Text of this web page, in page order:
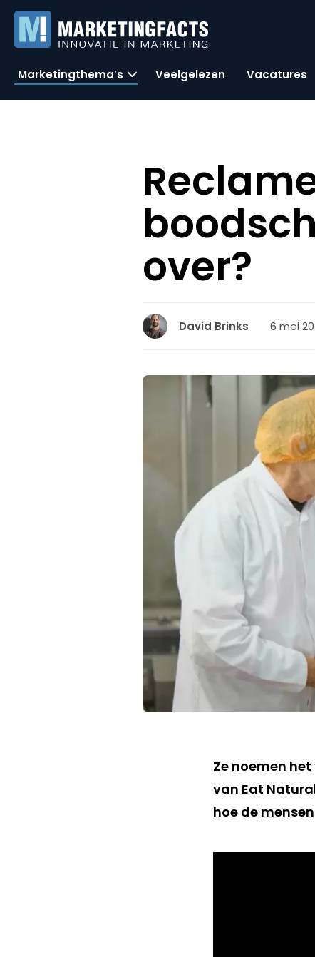
Marketingthema’s Veelgelezen Vacatures
over?
David Brinks 6 mei
Ze noemen het
van Eat
hoe de